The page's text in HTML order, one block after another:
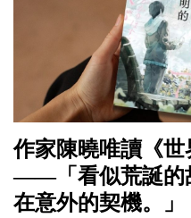
作家陳曉唯讀《世
——「看似荒誕的
在意外的契機。」